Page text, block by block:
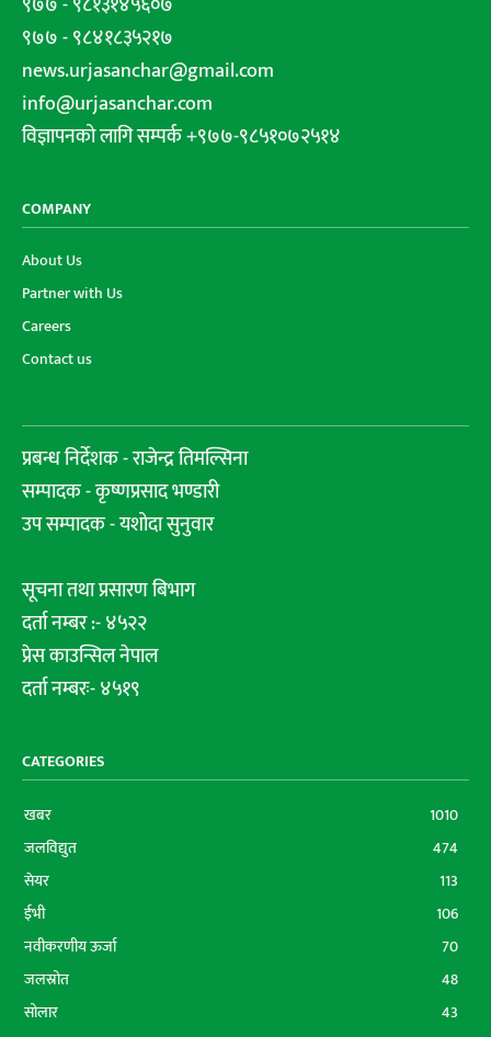
९७७ - ९८४१८३५२१७
news.urjasanchar@gmail.com
info@urjasanchar.com
विज्ञापनको लागि सम्पर्क +९७७-९८५१०७२५१४
COMPANY
About Us
Partner with Us
Careers
Contact us
प्रबन्ध निर्देशक - राजेन्द्र तिमल्सिना
सम्पादक - कृष्णप्रसाद भण्डारी
उप सम्पादक - यशोदा सुनुवार
सूचना तथा प्रसारण बिभाग
दर्ता नम्बर :- ४५२२
प्रेस काउन्सिल नेपाल
दर्ता नम्बरः- ४५१९
CATEGORIES
खबर
1010
जलविद्युत
474
सेयर
113
ईभी
106
नवीकरणीय ऊर्जा
70
जलस्रोत
48
सोलार
43